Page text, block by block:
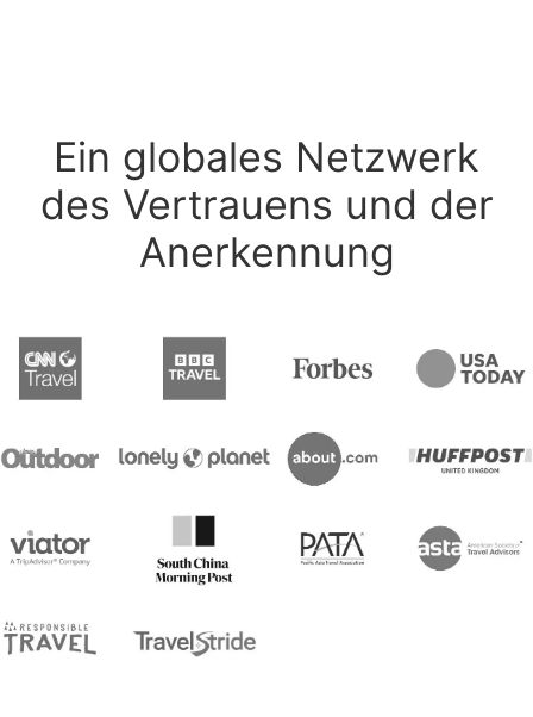
Ein globales Netzwerk
des Vertrauens und der
Anerkennung